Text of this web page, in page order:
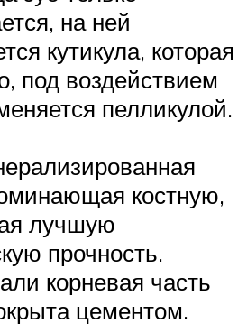
на ней
кутикула, которая
под воздействием
пелликулой.
костную,
лучшую
прочность.
корневая часть
цементом.